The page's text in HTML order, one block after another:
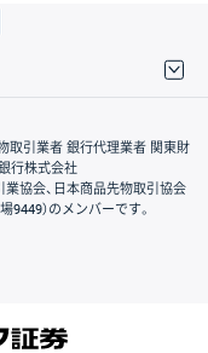
取引業者 銀行代理業者 関東財
行株式会社
業協会、日本商品先物取引協会
）のメンバーです。